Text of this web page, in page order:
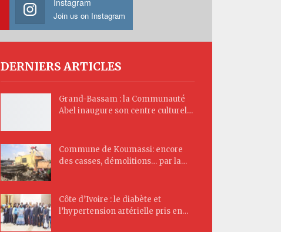
Instagram
Join us on Instagram
DERNIERS ARTICLES
Grand-Bassam : la Communauté
Abel inaugure son centre culturel…
Commune de Koumassi: encore
des casses, démolitions… par la…
Côte d’Ivoire : le diabète et
l’hypertension artérielle pris en…